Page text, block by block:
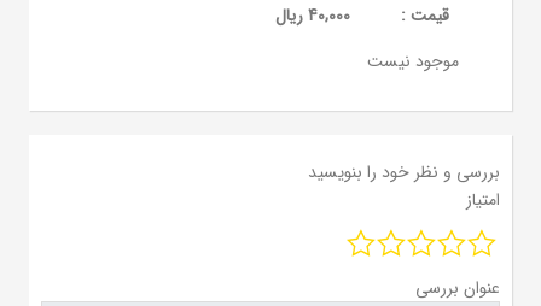
قيمت :
40,000 ریال
موجود نیست
بررسی و نظر خود را بنویسید
امتیاز
عنوان بررسی